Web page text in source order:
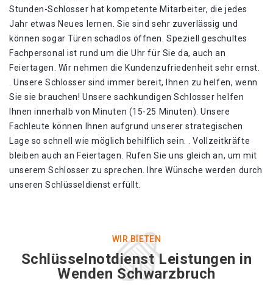
Stunden-Schlosser hat kompetente Mitarbeiter, die jedes
Jahr etwas Neues lernen. Sie sind sehr zuverlässig und
können sogar Türen schadlos öffnen. Speziell geschultes
Fachpersonal ist rund um die Uhr für Sie da, auch an
Feiertagen. Wir nehmen die Kundenzufriedenheit sehr ernst.
. Unsere Schlosser sind immer bereit, Ihnen zu helfen, wenn
Sie sie brauchen! Unsere sachkundigen Schlosser helfen
Ihnen innerhalb von Minuten (15-25 Minuten). Unsere
Fachleute können Ihnen aufgrund unserer strategischen
Lage so schnell wie möglich behilflich sein. . Vollzeitkräfte
bleiben auch an Feiertagen. Rufen Sie uns gleich an, um mit
unserem Schlosser zu sprechen. Ihre Wünsche werden durch
unseren Schlüsseldienst erfüllt.
WIR BIETEN
Schlüsselnotdienst Leistungen in
Wenden Schwarzbruch